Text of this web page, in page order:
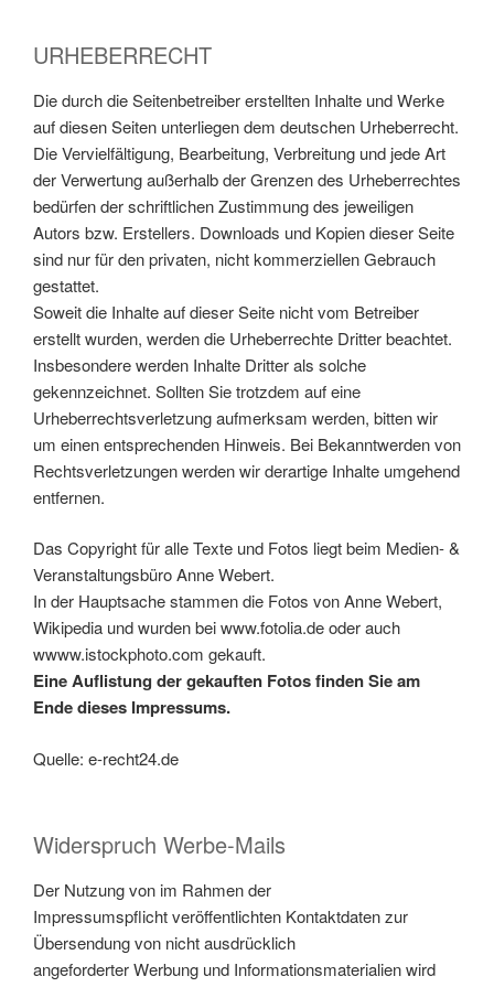
URHEBERRECHT
Die durch die Seitenbetreiber erstellten Inhalte und Werke
auf diesen Seiten unterliegen dem deutschen Urheberrecht.
Die Vervielfältigung, Bearbeitung, Verbreitung und jede Art
der Verwertung außerhalb der Grenzen des Urheberrechtes
bedürfen der schriftlichen Zustimmung des jeweiligen
Autors bzw. Erstellers. Downloads und Kopien dieser Seite
sind nur für den privaten, nicht kommerziellen Gebrauch
gestattet.
Soweit die Inhalte auf dieser Seite nicht vom Betreiber
erstellt wurden, werden die Urheberrechte Dritter beachtet.
Insbesondere werden Inhalte Dritter als solche
gekennzeichnet. Sollten Sie trotzdem auf eine
Urheberrechtsverletzung aufmerksam werden, bitten wir
um einen entsprechenden Hinweis. Bei Bekanntwerden von
Rechtsverletzungen werden wir derartige Inhalte umgehend
entfernen.
Das Copyright für alle Texte und Fotos liegt beim Medien- &
Veranstaltungsbüro Anne Webert.
In der Hauptsache stammen die Fotos von Anne Webert,
Wikipedia und wurden bei www.fotolia.de oder auch
wwww.istockphoto.com gekauft.
Eine Auflistung der gekauften Fotos finden Sie am
Ende dieses Impressums.
Quelle: e-recht24.de
Widerspruch Werbe-Mails
Der Nutzung von im Rahmen der
Impressumspflicht veröffentlichten Kontaktdaten zur
Übersendung von nicht ausdrücklich
angeforderter Werbung und Informationsmaterialien wird